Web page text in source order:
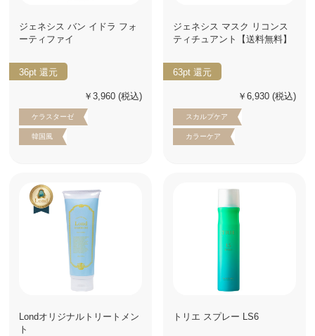
ジェネシス バン イドラ フォ
ーティファイ
36pt 還元
￥3,960 (税込)
ケラスターゼ
韓国風
ジェネシス マスク リコンス
ティチュアント【送料無料】
63pt 還元
￥6,930 (税込)
スカルプケア
カラーケア
Londオリジナルトリートメン
ト
トリエ スプレー LS6